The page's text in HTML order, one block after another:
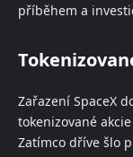
příběhem a
Zařazení SpaceX
tokenizované
Zatímco dříve šlo